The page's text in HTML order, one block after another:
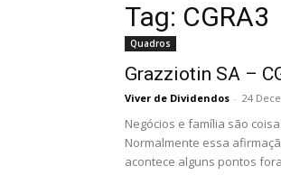
Tag: CGRA3
Quadros
Grazziotin SA –
Viver de Dividendos - 24
Negócios e família são
Normalmente essa
acontece alguns pontos